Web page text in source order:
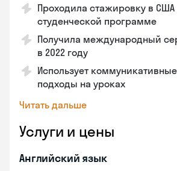
Проходила стажировку в
студенческой программе
Получила международный
в 2022 году
Использует
подходы на уроках
Читать дальше
Услуги и цены
Английский язык